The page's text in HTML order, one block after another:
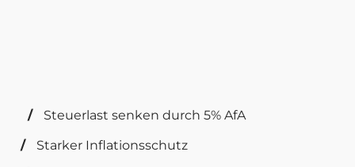
Steuerlast senken durch 5% AfA
/ Starker Inflationsschutz